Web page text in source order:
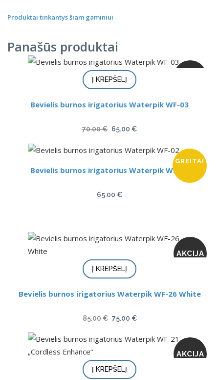
Produktai tinkantys šiam gaminiui
Panašūs produktai
Į KREPŠELĮ
Bevielis burnos irigatorius Waterpik WF-03
70.00€ Original
was:
70.00 €.
65.00 €Current
is:
65.00 €.
GREITAI
Bevielis burnos irigatorius Waterpik WF-02
65.00 €
AKCIJA
Į KREPŠELĮ
Bevielis burnos irigatorius Waterpik WF-26 White
85.00€ Original
was:
75.00 €Current
is:
AKCIJA
Į KREPŠELĮ